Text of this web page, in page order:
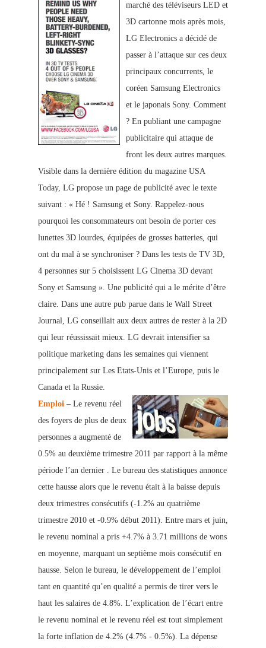
marché des téléviseurs LED et
3D cartonne mois après mois,
LG Electronics a décidé de
passer à l’attaque sur ces deux
principaux concurrents, le
coréen Samsung Electronics
et le japonais Sony. Comment
? En publiant une campagne
publicitaire qui attaque de
front les deux autres marques.
Visible dans la dernière édition du magazine USA
Today, LG propose un page de publicité avec le texte
suivant : « Hé ! Samsung et Sony. Rappelez-nous
pourquoi les consommateurs ont besoin de porter ces
lunettes 3D lourdes, équipées de grosses batteries, qui
ont du mal à se synchroniser ? Dans les tests de TV 3D,
4 personnes sur 5 choisissent LG Cinema 3D devant
Sony et Samsung ». Une publicité qui a le mérite d’être
claire. Dans une autre pub parue dans le Wall Street
Journal, LG conseillait aux deux autres de rester à la 2D
qui leur réussissait mieux. LG devrait intensifier sa
politique marketing dans les semaines qui viennent
principalement sur Les Etats-Unis et l’Europe, puis le
Canada et la Russie.
Emploi – Le revenu réel
des foyers de plus de deux
personnes a augmenté de
0.5% au deuxième trimestre 2011 par rapport à la même
période l’an dernier . Le bureau des statistiques annonce
cette hausse alors que le revenu était à la baisse depuis
deux trimestres consécutifs (-1.2% au quatrième
trimestre 2010 et -0.9% début 2011). Entre mars et juin,
le revenu nominal a pris +4.7% à 3.71 millions de wons
en moyenne, marquant un septième mois consécutif en
hausse. Selon le bureau, le développement de l’emploi
tant en quantité qu’en qualité a permis de tirer vers le
haut les salaires de 4.8%. L’explication de l’écart entre
le revenu nominal et le revenu réel est tout simplement
la forte inflation de 4.2% (4.7% - 0.5%). La dépense